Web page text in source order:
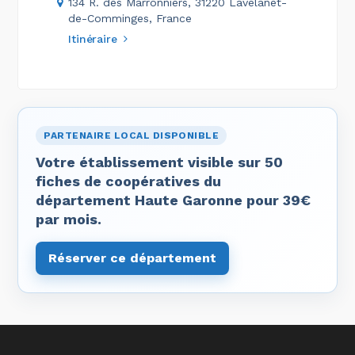
de-Comminges, France
Itinéraire
PARTENAIRE LOCAL DISPONIBLE
Votre établissement visible sur 50
fiches de coopératives du
département Haute Garonne pour 39€
par mois.
Réserver ce département